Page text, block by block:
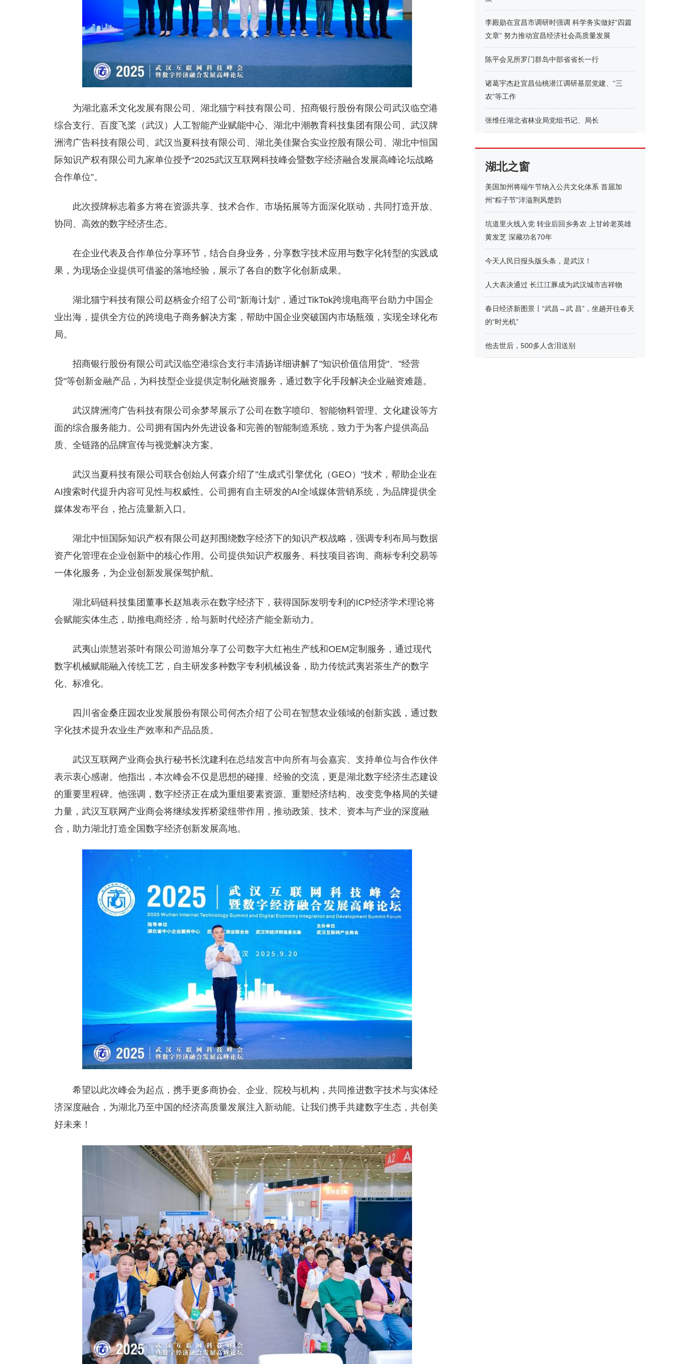
为湖北嘉禾文化发展有限公司、湖北猫宁科技有限公司、招商银行股份有限公司武汉临空港
综合支行、百度飞桨（武汉）人工智能产业赋能中心、湖北中潮教育科技集团有限公司、武汉牌
洲湾广告科技有限公司、武汉当夏科技有限公司、湖北美佳聚合实业控股有限公司、湖北中恒国
际知识产权有限公司九家单位授予“2025武汉互联网科技峰会暨数字经济融合发展高峰论坛战略
合作单位”。
此次授牌标志着多方将在资源共享、技术合作、市场拓展等方面深化联动，共同打造开放、
协同、高效的数字经济生态。
在企业代表及合作单位分享环节，结合自身业务，分享数字技术应用与数字化转型的实践成
果，为现场企业提供可借鉴的落地经验，展示了各自的数字化创新成果。
湖北猫宁科技有限公司赵柄金介绍了公司"新海计划"，通过TikTok跨境电商平台助力中国企
业出海，提供全方位的跨境电子商务解决方案，帮助中国企业突破国内市场瓶颈，实现全球化布
局。
招商银行股份有限公司武汉临空港综合支行丰清扬详细讲解了"知识价值信用贷"、"经营
贷"等创新金融产品，为科技型企业提供定制化融资服务，通过数字化手段解决企业融资难题。
武汉牌洲湾广告科技有限公司余梦琴展示了公司在数字喷印、智能物料管理、文化建设等方
面的综合服务能力。公司拥有国内外先进设备和完善的智能制造系统，致力于为客户提供高品
质、全链路的品牌宣传与视觉解决方案。
武汉当夏科技有限公司联合创始人何森介绍了"生成式引擎优化（GEO）"技术，帮助企业在
AI搜索时代提升内容可见性与权威性。公司拥有自主研发的AI全域媒体营销系统，为品牌提供全
媒体发布平台，抢占流量新入口。
湖北中恒国际知识产权有限公司赵邦围绕数字经济下的知识产权战略，强调专利布局与数据
资产化管理在企业创新中的核心作用。公司提供知识产权服务、科技项目咨询、商标专利交易等
一体化服务，为企业创新发展保驾护航。
湖北码链科技集团董事长赵旭表示在数字经济下，获得国际发明专利的ICP经济学术理论将
会赋能实体生态，助推电商经济，给与新时代经济产能全新动力。
武夷山崇慧岩茶叶有限公司游旭分享了公司数字大红袍生产线和OEM定制服务，通过现代
数字机械赋能融入传统工艺，自主研发多种数字专利机械设备，助力传统武夷岩茶生产的数字
化、标准化。
四川省金桑庄园农业发展股份有限公司何杰介绍了公司在智慧农业领域的创新实践，通过数
字化技术提升农业生产效率和产品品质。
武汉互联网产业商会执行秘书长沈建利在总结发言中向所有与会嘉宾、支持单位与合作伙伴
表示衷心感谢。他指出，本次峰会不仅是思想的碰撞、经验的交流，更是湖北数字经济生态建设
的重要里程碑。他强调，数字经济正在成为重组要素资源、重塑经济结构、改变竞争格局的关键
力量，武汉互联网产业商会将继续发挥桥梁纽带作用，推动政策、技术、资本与产业的深度融
合，助力湖北打造全国数字经济创新发展高地。
希望以此次峰会为起点，携手更多商协会、企业、院校与机构，共同推进数字技术与实体经
济深度融合，为湖北乃至中国的经济高质量发展注入新动能。让我们携手共建数字生态，共创美
好未来！
李殿勋在宜昌市调研时强调 科学务实做好“四篇
文章” 努力推动宜昌经济社会高质量发展
陈平会见所罗门群岛中部省省长一行
诸葛宇杰赴宜昌仙桃潜江调研基层党建、“三
农”等工作
张维任湖北省林业局党组书记、局长
湖北之窗
美国加州将端午节纳入公共文化体系 首届加
州“粽子节”洋溢荆风楚韵
坑道里火线入党 转业后回乡务农 上甘岭老英雄
黄发芝 深藏功名70年
今天人民日报头版头条，是武汉！
人大表决通过 长江江豚成为武汉城市吉祥物
春日经济新图景丨“武昌→武 昌”，坐趟开往春天
的“时光机”
他去世后，500多人含泪送别